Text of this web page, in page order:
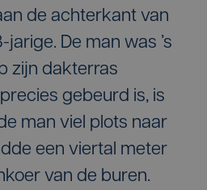
de achterkant van
De man was ’s
zijn dakterras
gebeurd is, is
man viel plots naar
een viertal meter
van de buren.